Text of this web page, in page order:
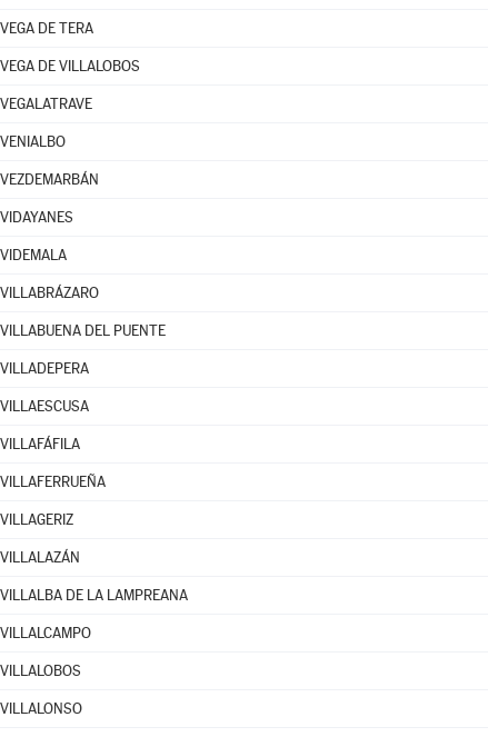
VEGA DE TERA
VEGA DE VILLALOBOS
VEGALATRAVE
VENIALBO
VEZDEMARBÁN
VIDAYANES
VIDEMALA
VILLABRÁZARO
VILLABUENA DEL PUENTE
VILLADEPERA
VILLAESCUSA
VILLAFÁFILA
VILLAFERRUEÑA
VILLAGERIZ
VILLALAZÁN
VILLALBA DE LA LAMPREANA
VILLALCAMPO
VILLALOBOS
VILLALONSO